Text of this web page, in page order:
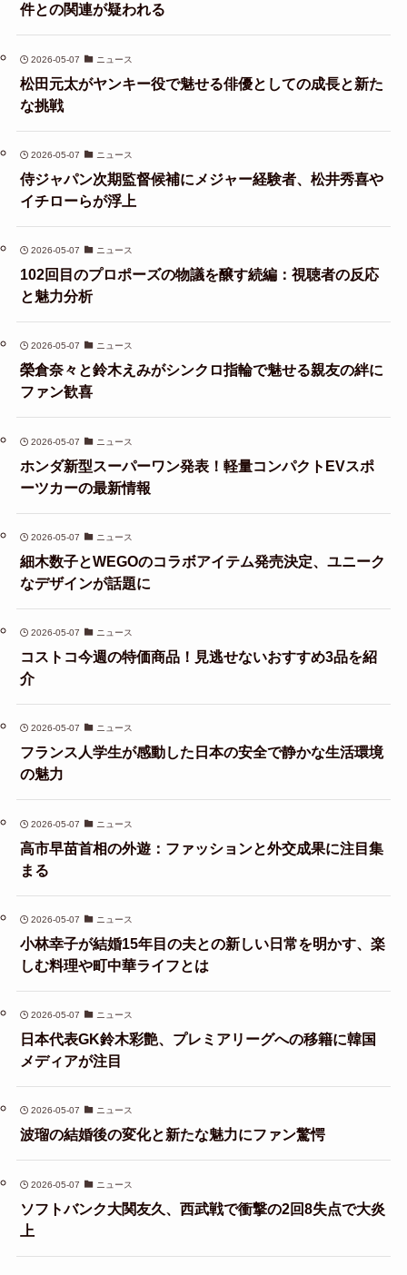
件との関連が疑われる
2026-05-07 ニュース
松田元太がヤンキー役で魅せる俳優としての成長と新た
な挑戦
2026-05-07 ニュース
侍ジャパン次期監督候補にメジャー経験者、松井秀喜や
イチローらが浮上
2026-05-07 ニュース
102回目のプロポーズの物議を醸す続編：視聴者の反応
と魅力分析
2026-05-07 ニュース
榮倉奈々と鈴木えみがシンクロ指輪で魅せる親友の絆に
ファン歓喜
2026-05-07 ニュース
ホンダ新型スーパーワン発表！軽量コンパクトEVスポ
ーツカーの最新情報
2026-05-07 ニュース
細木数子とWEGOのコラボアイテム発売決定、ユニーク
なデザインが話題に
2026-05-07 ニュース
コストコ今週の特価商品！見逃せないおすすめ3品を紹
介
2026-05-07 ニュース
フランス人学生が感動した日本の安全で静かな生活環境
の魅力
2026-05-07 ニュース
高市早苗首相の外遊：ファッションと外交成果に注目集
まる
2026-05-07 ニュース
小林幸子が結婚15年目の夫との新しい日常を明かす、楽
しむ料理や町中華ライフとは
2026-05-07 ニュース
日本代表GK鈴木彩艶、プレミアリーグへの移籍に韓国
メディアが注目
2026-05-07 ニュース
波瑠の結婚後の変化と新たな魅力にファン驚愕
2026-05-07 ニュース
ソフトバンク大関友久、西武戦で衝撃の2回8失点で大炎
上